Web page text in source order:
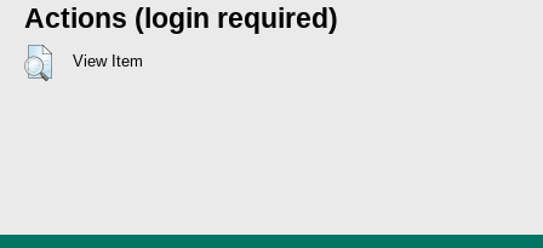
Actions (login required)
View Item